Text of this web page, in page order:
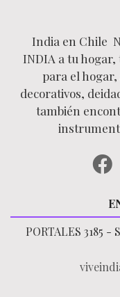
India en Chile
INDIA a tu
para el
decorativos,
también
PORTALES 3185 -